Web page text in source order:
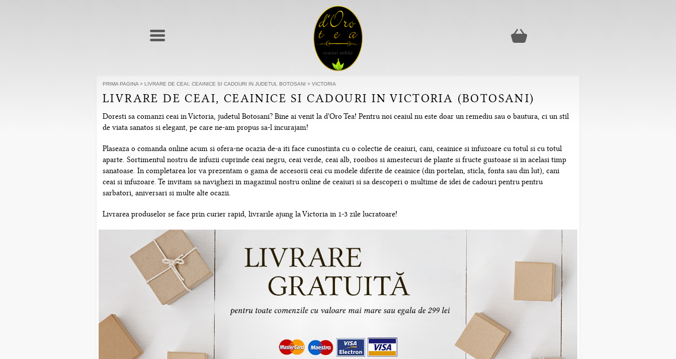
PRIMA PAGINA > LIVRARE DE CEAI, CEAINICE SI CADOURI IN JUDETUL BOTOSANI > VICTORIA
LIVRARE DE CEAI, CEAINICE SI CADOURI IN VICTORIA (BOTOSANI)
Doresti sa comanzi ceai in Victoria, judetul Botosani? Bine ai venit la d'Oro Tea! Pentru noi ceaiul nu este doar un remediu sau o bautura, ci un stil
de viata sanatos si elegant, pe care ne-am propus sa-l incurajam!
Plaseaza o comanda online acum si ofera-ne ocazia de-a iti face cunostinta cu o colectie de ceaiuri, cani, ceainice si infuzoare cu totul si cu totul
aparte. Sortimentul nostru de infuzii cuprinde ceai negru, ceai verde, ceai alb, rooibos si amestecuri de plante si fructe gustoase si in acelasi timp
sanatoase. In completarea lor va prezentam o gama de accesorii ceai cu modele diferite de ceainice (din portelan, sticla, fonta sau din lut), cani
ceai si infuzoare. Te invitam sa navighezi in magazinul nostru online de ceaiuri si sa descoperi o multime de idei de cadouri pentru pentru
sarbatori, aniversari si multe alte ocazii.
Livrarea produselor se face prin curier rapid, livrarile ajung la Victoria in 1-3 zile lucratoare!